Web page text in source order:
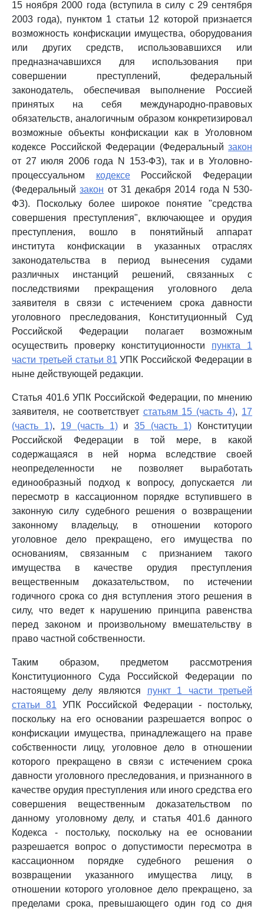
15 ноября 2000 года (вступила в силу с 29 сентября
2003 года), пунктом 1 статьи 12 которой признается
возможность конфискации имущества, оборудования
или других средств, использовавшихся или
предназначавшихся для использования при
совершении преступлений, федеральный
законодатель, обеспечивая выполнение Россией
принятых на себя международно-правовых
обязательств, аналогичным образом конкретизировал
возможные объекты конфискации как в Уголовном
кодексе Российской Федерации (Федеральный закон
от 27 июля 2006 года N 153-ФЗ), так и в Уголовно-
процессуальном кодексеРоссийской Федерации
(Федеральныйзакон от 31 декабря 2014 года N 530-
ФЗ). Поскольку более широкое понятие "средства
совершения преступления", включающее и орудия
преступления, вошло в понятийный аппарат
института конфискации в указанных отраслях
законодательства в период вынесения судами
различных инстанций решений, связанных с
последствиями прекращения уголовного дела
заявителя в связи с истечением срока давности
уголовного преследования, Конституционный Суд
Российской Федерации полагает возможным
осуществить проверку конституционности пункта 1
части третьей статьи 81 УПК Российской Федерации в
ныне действующей редакции.
Статья 401.6 УПК Российской Федерации, по мнению
заявителя, не соответствует статьям 15 (часть 4), 17
(часть 1), 19 (часть 1)и35 (часть 1) Конституции
Российской Федерации в той мере, в какой
содержащаяся в ней норма вследствие своей
неопределенности не позволяет выработать
единообразный подход к вопросу, допускается ли
пересмотр в кассационном порядке вступившего в
законную силу судебного решения о возвращении
законному владельцу, в отношении которого
уголовное дело прекращено, его имущества по
основаниям, связанным с признанием такого
имущества в качестве орудия преступления
вещественным доказательством, по истечении
годичного срока со дня вступления этого решения в
силу, что ведет к нарушению принципа равенства
перед законом и произвольному вмешательству в
право частной собственности.
Таким образом, предметом рассмотрения
Конституционного Суда Российской Федерации по
настоящему делу являются пункт 1 части третьей
статьи 81 УПК Российской Федерации - постольку,
поскольку на его основании разрешается вопрос о
конфискации имущества, принадлежащего на праве
собственности лицу, уголовное дело в отношении
которого прекращено в связи с истечением срока
давности уголовного преследования, и признанного в
качестве орудия преступления или иного средства его
совершения вещественным доказательством по
данному уголовному делу, и статья 401.6 данного
Кодекса - постольку, поскольку на ее основании
разрешается вопрос о допустимости пересмотра в
кассационном порядке судебного решения о
возвращении указанного имущества лицу, в
отношении которого уголовное дело прекращено, за
пределами срока, превышающего один год со дня